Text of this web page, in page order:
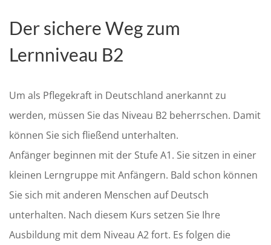
Der sichere Weg zum
Lernniveau B2
Um als Pflegekraft in Deutschland anerkannt zu
werden, müssen Sie das Niveau B2 beherrschen. Damit
können Sie sich fließend unterhalten.
Anfänger beginnen mit der Stufe A1. Sie sitzen in einer
kleinen Lerngruppe mit Anfängern. Bald schon können
Sie sich mit anderen Menschen auf Deutsch
unterhalten. Nach diesem Kurs setzen Sie Ihre
Ausbildung mit dem Niveau A2 fort. Es folgen die